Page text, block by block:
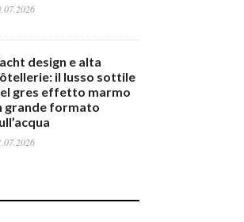
design e alta
il lusso sottile
gres effetto marmo
grande formato